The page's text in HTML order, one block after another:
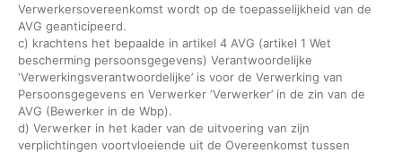
Verwerkersovereenkomst wordt op de toepasselijkheid van de
AVG geanticipeerd.
c) krachtens het bepaalde in artikel 4 AVG (artikel 1 Wet
bescherming persoonsgegevens) Verantwoordelijke
‘Verwerkingsverantwoordelijke’ is voor de Verwerking van
Persoonsgegevens en Verwerker ‘Verwerker’ in de zin van de
AVG (Bewerker in de Wbp).
d) Verwerker in het kader van de uitvoering van zijn
verplichtingen voortvloeiende uit de Overeenkomst tussen